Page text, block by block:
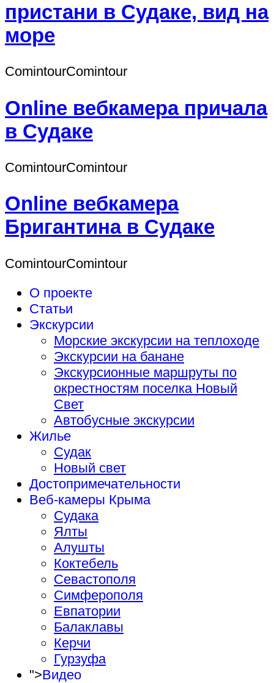
пристани в Судаке, вид на
море
СomintourСomintour
Online вебкамера причала
в Судаке
СomintourСomintour
Online вебкамера
Бригантина в Судаке
СomintourСomintour
О проекте
Статьи
Экскурсии
Морские экскурсии на теплоходе
Экскурсии на банане
Экскурсионные маршруты по
окрестностям поселка Новый
Свет
Автобусные экскурсии
Жилье
Судак
Новый свет
Достопримечательности
Веб-камеры Крыма
Судака
Ялты
Алушты
Коктебель
Севастополя
Симферополя
Евпатории
Балаклавы
Керчи
Гурзуфа
">Видео